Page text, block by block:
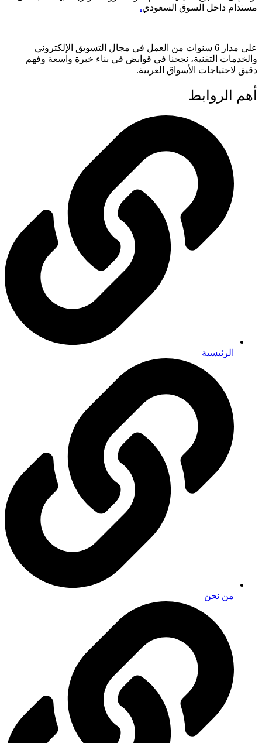
مستدام داخل السوق السعودي.
على مدار 6 سنوات من العمل في مجال التسويق الإلكتروني
والخدمات التقنية، نجحنا في قوابض في بناء خبرة واسعة وفهم
دقيق لاحتياجات الأسواق العربية.
أهم الروابط
الرئيسية
من نحن